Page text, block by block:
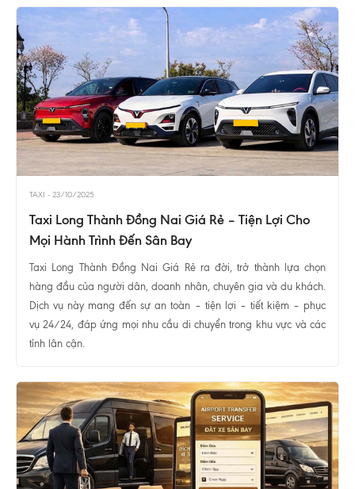
TAXI - 23/10/2025
Taxi Long Thành Đồng Nai Giá Rẻ – Tiện Lợi Cho
Mọi Hành Trình Đến Sân Bay
Taxi Long Thành Đồng Nai Giá Rẻ ra đời, trở thành lựa chọn
hàng đầu của người dân, doanh nhân, chuyên gia và du khách.
Dịch vụ này mang đến sự an toàn – tiện lợi – tiết kiệm – phục
vụ 24/24, đáp ứng mọi nhu cầu di chuyển trong khu vực và các
tỉnh lân cận.